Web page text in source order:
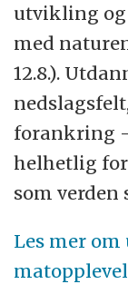
utvikling og
med
12.8.).
forankring
helhetlig
som verden
Les mer